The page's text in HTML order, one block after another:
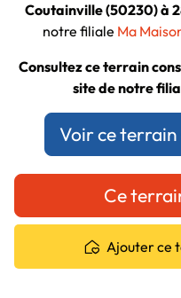
Coutainville (50230) à
notre filiale Ma
Consultez ce terrain
site de notre
Voir ce terrain
Ce
Ajouter ce